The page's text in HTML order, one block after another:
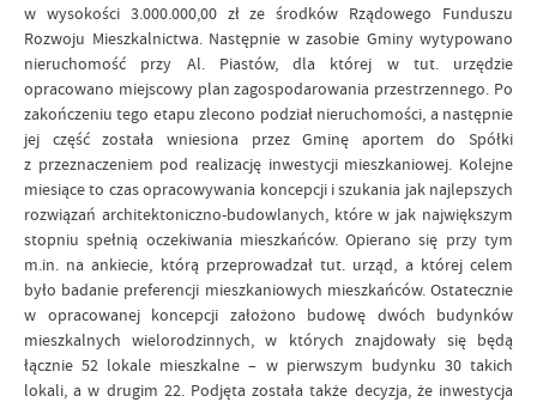
w wysokości 3.000.000,00 zł ze środków Rządowego Funduszu
Rozwoju Mieszkalnictwa. Następnie w zasobie Gminy wytypowano
nieruchomość przy Al. Piastów, dla której w tut. urzędzie
opracowano miejscowy plan zagospodarowania przestrzennego. Po
zakończeniu tego etapu zlecono podział nieruchomości, a następnie
jej część została wniesiona przez Gminę aportem do Spółki
z przeznaczeniem pod realizację inwestycji mieszkaniowej. Kolejne
miesiące to czas opracowywania koncepcji i szukania jak najlepszych
rozwiązań architektoniczno-budowlanych, które w jak największym
stopniu spełnią oczekiwania mieszkańców. Opierano się przy tym
m.in. na ankiecie, którą przeprowadzał tut. urząd, a której celem
było badanie preferencji mieszkaniowych mieszkańców. Ostatecznie
w opracowanej koncepcji założono budowę dwóch budynków
mieszkalnych wielorodzinnych, w których znajdowały się będą
łącznie 52 lokale mieszkalne – w pierwszym budynku 30 takich
lokali, a w drugim 22. Podjęta została także decyzja, że inwestycja